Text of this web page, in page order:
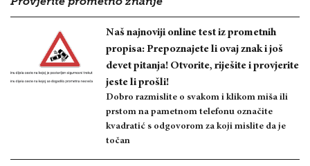
Naš najnoviji online test iz prometnih
propisa: Prepoznajete li ovaj znak i još
devet pitanja! Otvorite, riješite i provjerite
jeste li prošli!
Dobro razmislite o svakom i klikom miša ili
prstom na pametnom telefonu označite
kvadratić s odgovorom za koji mislite da je
točan